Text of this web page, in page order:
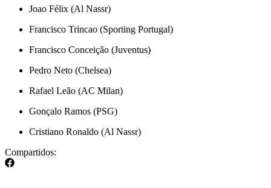
Joao Félix (Al Nassr)
Francisco Trincao (Sporting Portugal)
Francisco Conceição (Juventus)
Pedro Neto (Chelsea)
Rafael Leão (AC Milan)
Gonçalo Ramos (PSG)
Cristiano Ronaldo (Al Nassr)
Compartidos: